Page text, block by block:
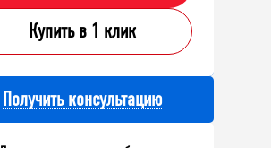
Купить в 1 клик
Получить консультацию